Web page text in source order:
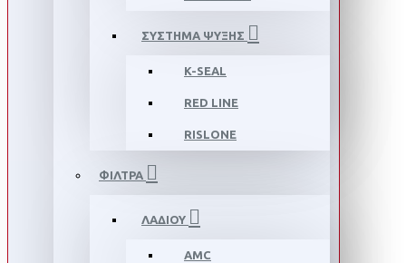
ΣΥΣΤΗΜΑ ΨΥΞΗΣ
K-SEAL
RED LINE
RISLONE
ΦΙΛΤΡΑ
ΛΑΔΙΟΥ
AMC